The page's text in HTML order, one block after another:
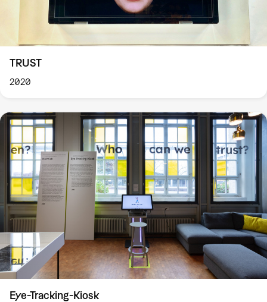
TRUST
2020
Eye-Tracking-Kiosk